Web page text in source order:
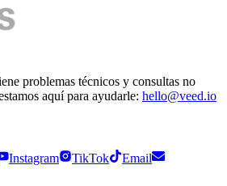
problemas técnicos y consultas no
aquí para ayudarle: hello@veed.io
Instagram TikTok Email